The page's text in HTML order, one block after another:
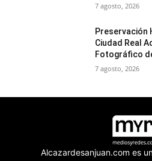
7 agosto, 2026
Preservación
Ciudad Real
Fotográfico
7 agosto, 2026
Alcazardesanjuan.com es